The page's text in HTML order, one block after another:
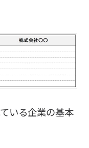
いる企業の基本